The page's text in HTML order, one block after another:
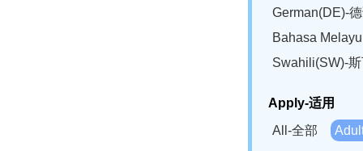
German(DE)-
Bahasa
Swahili(SW)-
Apply-适用
All-全部